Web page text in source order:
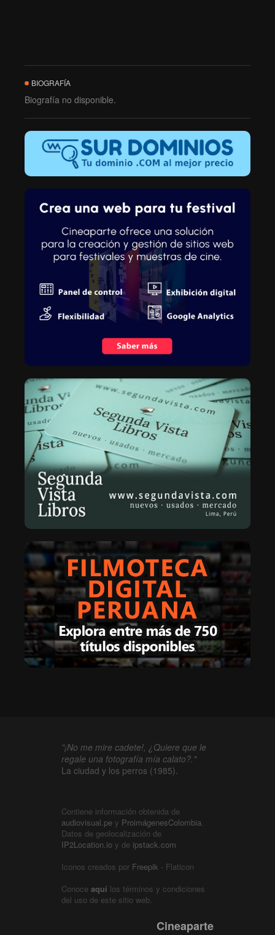
BIOGRAFÍA
Biografía no disponible.
"¡No me mire cadete!, ¿Quiere que le
regale una fotografía mía calato?."
La ciudad y los perros (1985).
Contiene información obtenida de
audiovisual.pe y ProimágenesColombia.
Datos de geolocalización de
IP2Location.io y de ipstack.com
Iconos creados por Freepik - Flaticon
Conoce aquí los términos y condiciones
del uso de este sitio web.
Cineaparte